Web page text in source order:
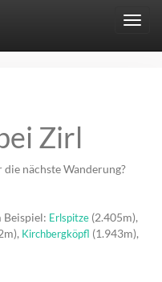
Menu
Zirl
nächste Wanderung?
Beispiel: Erlspitze (2.405m),
Kirchbergköpfl (1.943m),